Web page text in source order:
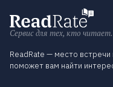
Сервис для тех, кто читает.
ReadRate — место
поможет вам найти